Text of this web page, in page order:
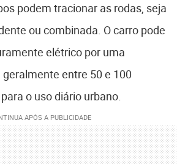
podem tracionar as rodas, seja
ou combinada. O carro pode
elétrico por uma
entre 50 e 100
o uso diário urbano.